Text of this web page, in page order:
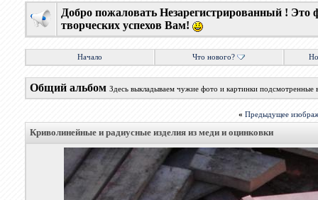
Добро пожаловать Незарегистрированный !
творческих успехов Вам!
Начало Что нового?
Общий альбом Здесь выкладываем чужие фото и картинки подсмотренные
« Предыдущее
Криволинейные и радиусные изделия из меди и оцинковки